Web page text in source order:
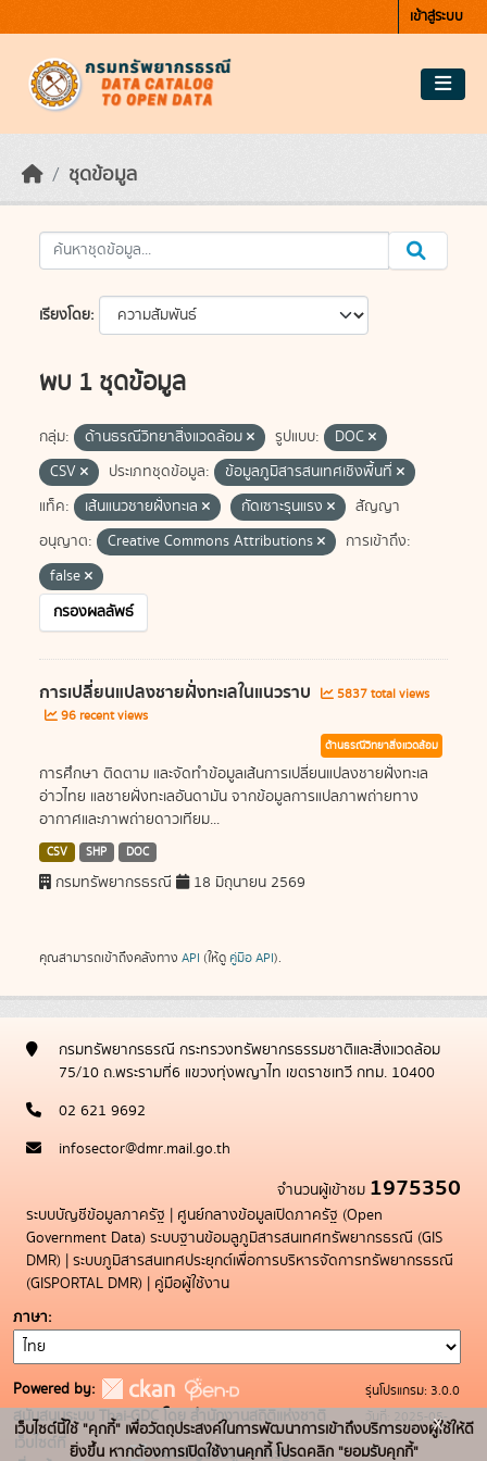
เข้าสู่ระบบ
ชุดข้อมูล
เรียงโดย
พบ 1 ชุดข้อมูล
กลุ่ม: ด้านธรณีวิทยาสิ่งแวดล้อม รูปแบบ:
DOC
CSV
ประเภทชุดข้อมูล:
ข้อมูลภูมิสารสนเทศเชิงพื้นที่
แท็ค:
เส้นแนวชายฝั่งทะเล กัดเซาะรุนแรง
สัญญา
อนุญาต:
Creative Commons Attributions
การเข้าถึง:
false
กรองผลลัพธ์
การเปลี่ยนแปลงชายฝั่งทะเลในแนวราบ
5837 total views
96 recent views
ด้านธรณีวิทยาสิ่งแวดล้อม
การศึกษา ติดตาม และจัดทำข้อมูลเส้นการเปลี่ยนแปลงชายฝั่งทะเล
อ่าวไทย แลชายฝั่งทะเลอันดามัน จากข้อมูลการแปลภาพถ่ายทาง
อากาศและภาพถ่ายดาวเทียม...
CSV SHP DOC
กรมทรัพยากรธรณี 18 มิถุนายน 2569
คุณสามารถเข้าถึงคลังทาง API (ให้ดู คู่มือ API).
กรมทรัพยากรธรณี กระทรวงทรัพยากรธรรมชาติและสิ่งแวดล้อม
75/10 ถ.พระรามที่6 แขวงทุ่งพญาไท เขตราชเทวี กทม. 10400
02 621 9692
infosector@dmr.mail.go.th
จำนวนผู้เข้าชม 1975350
ระบบบัญชีข้อมูลภาครัฐ | ศูนย์กลางข้อมูลเปิดภาครัฐ (Open
Government Data) ระบบฐานข้อมลูภูมิสารสนเทศทรัพยากรธรณี (GIS
DMR) | ระบบภูมิสารสนเทศประยุกต์เพื่อการบริหารจัดการทรัพยากรธรณี
(GISPORTAL DMR) | คู่มือผู้ใช้งาน
ภาษา
Powered by:
สนับสนุนระบบ Thai-GDC โดย สำนักงานสถิติแห่งชาติ
เว็บไซต์ที่
ระบบบัญชีข้อมูลภาครัฐ
รุ่นโปรแกรม: 3.0.0
วันที่: 2025-05-
19
เว็บไซต์นี้ใช้ "คุกกี้" เพื่อวัตถุประสงค์ในการพัฒนาการเข้าถึงบริการของผู้ใช้ให้ดี
ยิ่งขึ้น หากต้องการเปิดใช้งานคุกกี้ โปรดคลิก "ยอมรับคุกกี้"
x